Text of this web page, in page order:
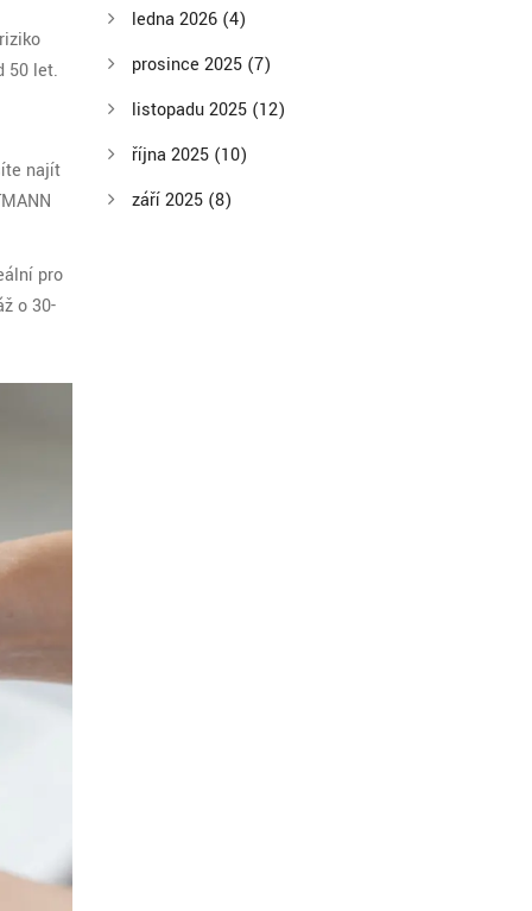
50 let.
najít
pro
o 30-
ledna 2026 (4)
prosince 2025 (7)
listopadu 2025 (12)
října 2025 (10)
září 2025 (8)